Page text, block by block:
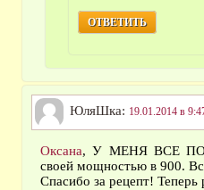
ОТВЕТИТЬ
ЮляШка: 19.01.2014 в
Оксана, У МЕНЯ ВСЕ
своей мощностью в 900.
Спасибо за рецепт! Теперь